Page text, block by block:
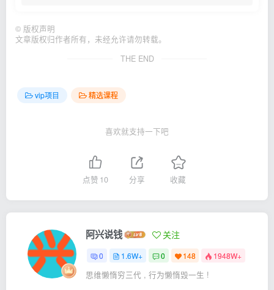
© 版权声明
文章版权归作者所有，未经允许请勿转载。
THE END
vip项目 精选课程
喜欢就支持一下吧
点赞 10 分享 收藏
阿兴说钱 关注
0 1.6W+ 0 148 1948W+
思维懒惰穷三代 , 行为懒惰毁一生 !